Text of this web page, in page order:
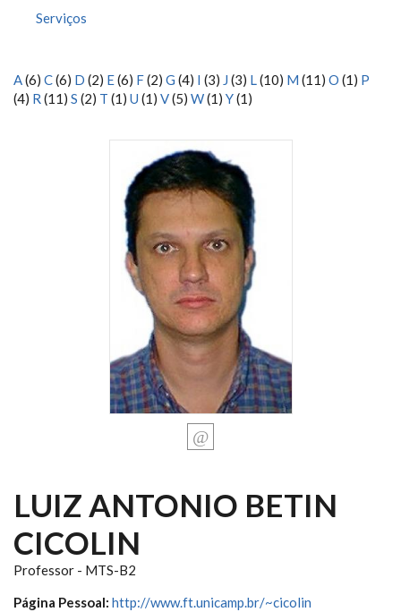
Serviços
A(6) C(6) D (2) E(6) F(2) G (4) I (3) J (3) L(10) M (11) O (1) P
(4) R (11) S (2) T (1) U (1) V(5) W(1) Y(1)
LUIZ ANTONIO BETIN
CICOLIN
Professor - MTS-B2
Página Pessoal: http://www.ft.unicamp.br/~cicolin